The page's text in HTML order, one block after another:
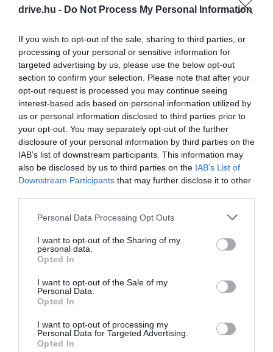
drive.hu - Do Not Process My Personal Information
If you wish to opt-out of the sale, sharing to third parties, or
processing of your personal or sensitive information for
targeted advertising by us, please use the below opt-out
section to confirm your selection. Please note that after your
opt-out request is processed you may continue seeing
interest-based ads based on personal information utilized by
us or personal information disclosed to third parties prior to
your opt-out. You may separately opt-out of the further
disclosure of your personal information by third parties on the
IAB’s list of downstream participants. This information may
also be disclosed by us to third parties on the IAB’s List of
Downstream Participants that may further disclose it to other
Please note that this website/app uses one or more Google
not limited to your visit or usage behaviour. You may click to
grant or deny consent to Google and its third-party tags to
use your data for below specified purposes in below Google
consent section.
Personal Data Processing Opt Outs
I want to opt-out of the Sharing of my
personal data.
Opted In
I want to opt-out of the Sale of my
Personal Data.
Opted In
I want to opt-out of processing my
Personal Data for Targeted Advertising.
Opted In
évben a repülőterén is fejlesztett, így egyre több
is több mint 400 ezer külföldi él – ugyanakkor az
sem elhanyagolható tényező, hogy Zürich drága.
Összehasonlításképpen a második helyezett
Bécsben a megélhetési költségek 71,8 százalékkal,
az albérletárak pedig mintegy 127,6 százalékkal
alacsonyabbak, mint a svájci városban.
Érdekesség, hogy a Mercer listájának top10
helyezettje közül 8 város Európában
található: a kontinensen kívülről csak a
Auckland tudott bejutni.